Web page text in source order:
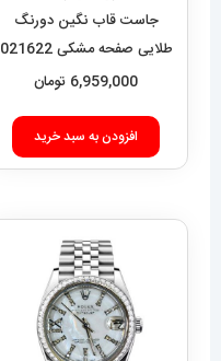
جاست قاب نگین دورنگ
طلایی صفحه مشکی 021622
ROLEX DATEJUST
6,959,000 تومان
افزودن به سبد خرید